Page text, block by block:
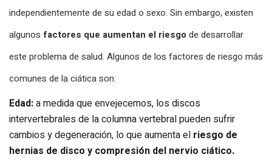
independientemente de su edad o sexo. Sin embargo, existen
algunos factores que aumentan el riesgo de desarrollar
este problema de salud. Algunos de los factores de riesgo más
comunes de la ciática son:
Edad:a medida que envejecemos, los discos
intervertebrales de la columna vertebral pueden sufrir
cambios y degeneración, lo que aumenta el riesgo de
hernias de disco y compresión del nervio ciático.